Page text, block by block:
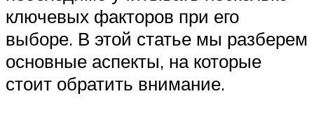
ключевых факторов при его
выборе. В этой статье мы разберем
основные аспекты, на которые
стоит обратить внимание.